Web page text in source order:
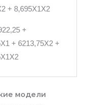
+ 8,695X1X2
+
+ 6213,75X2 +
модели